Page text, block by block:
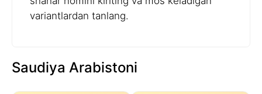
variantlardan tanlang.
Saudiya Arabistoni